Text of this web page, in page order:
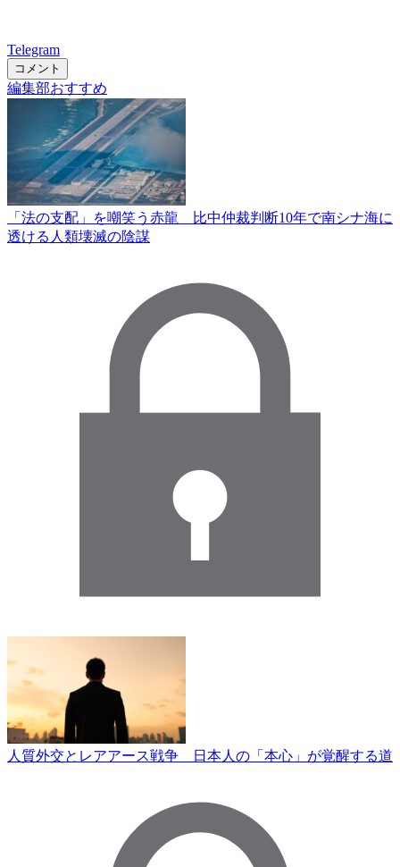
Telegram
コメント
編集部おすすめ
「法の支配」を嘲笑う赤龍 比中仲裁判断10年で南シナ海に
透ける人類壊滅の陰謀
人質外交とレアアース戦争 日本人の「本心」が覚醒する道